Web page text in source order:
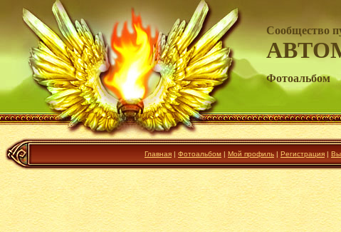
Сообщество
Фотоальбом
Главная | Фотоальбом | Мой профиль | Регистрация |